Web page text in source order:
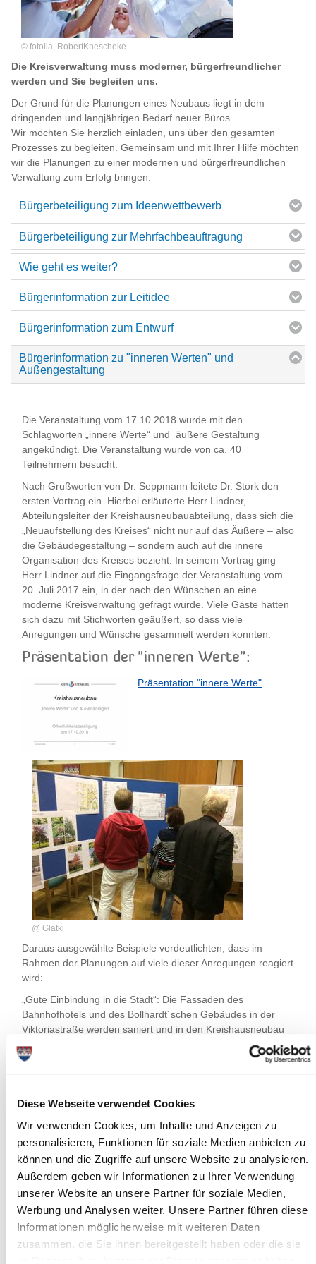
Diese Webseite verwendet Cookies
Wir verwenden Cookies, um Inhalte und Anzeigen zu
personalisieren, Funktionen für soziale Medien anbieten zu
können und die Zugriffe auf unsere Website zu analysieren.
Außerdem geben wir Informationen zu Ihrer Verwendung
unserer Website an unsere Partner für soziale Medien,
Werbung und Analysen weiter. Unsere Partner führen diese
Informationen möglicherweise mit weiteren Daten
zusammen, die Sie ihnen bereitgestellt haben oder die sie
© fotolia, RobertKnescheke
Die Kreisverwaltung muss moderner, bürgerfreundlicher
werden und Sie begleiten uns.
Der Grund für die Planungen eines Neubaus liegt in dem
dringenden und langjährigen Bedarf neuer Büros.
Wir möchten Sie herzlich einladen, uns über den gesamten
Prozesses zu begleiten. Gemeinsam und mit Ihrer Hilfe möchten
wir die Planungen zu einer modernen und bürgerfreundlichen
Verwaltung zum Erfolg bringen.
Bürgerbeteiligung zum Ideenwettbewerb
Bürgerbeteiligung zur Mehrfachbeauftragung
Wie geht es weiter?
Bürgerinformation zur Leitidee
Bürgerinformation zum Entwurf
Bürgerinformation zu "inneren Werten" und
Außengestaltung
Die Veranstaltung vom 17.10.2018 wurde mit den
Schlagworten „innere Werte“ und äußere Gestaltung
angekündigt. Die Veranstaltung wurde von ca. 40
Teilnehmern besucht.
Nach Grußworten von Dr. Seppmann leitete Dr. Stork den
ersten Vortrag ein. Hierbei erläuterte Herr Lindner,
Abteilungsleiter der Kreishausneubauabteilung, dass sich die
„Neuaufstellung des Kreises“ nicht nur auf das Äußere – also
die Gebäudegestaltung – sondern auch auf die innere
Organisation des Kreises bezieht. In seinem Vortrag ging
Herr Lindner auf die Eingangsfrage der Veranstaltung vom
20. Juli 2017 ein, in der nach den Wünschen an eine
moderne Kreisverwaltung gefragt wurde. Viele Gäste hatten
sich dazu mit Stichworten geäußert, so dass viele
Anregungen und Wünsche gesammelt werden konnten.
Präsentation der "inneren Werte":
Präsentation "innere Werte"
@ Glatki
Daraus ausgewählte Beispiele verdeutlichten, dass im
Rahmen der Planungen auf viele dieser Anregungen reagiert
wird:
„Gute Einbindung in die Stadt“: Die Fassaden des
Bahnhofhotels und des Bollhardt´schen Gebäudes in der
Viktoriastraße werden saniert und in den Kreishausneubau
einbezogen– das hat der Kreistag im März diesen Jahres
beschlossen. Der Bereich des denkmalgeschützten
Gesamtensembles in der Viktoriastraße wird damit noch
Der Neubaukörper wird sich sowohl in der Bahnhofstraße als
das Bild der kleinteiligen Bebauung der Nachbargebäude
einfügen.
„Gutes Leitsystem, Frontoffice, Wartebereich im
Eingangsbereich“: Für alle Kunden und Gäste wird es einen
zentralen Eingang geben. Der Verzicht auf weitere Eingänge
schafft Klarheit und eine gleichmäßige Qualität des
Empfangs. Im Haupteingangsbereich werden Kunden und
Gäste durch Mitarbeiter an einem Tresen, dem „Frontoffice“